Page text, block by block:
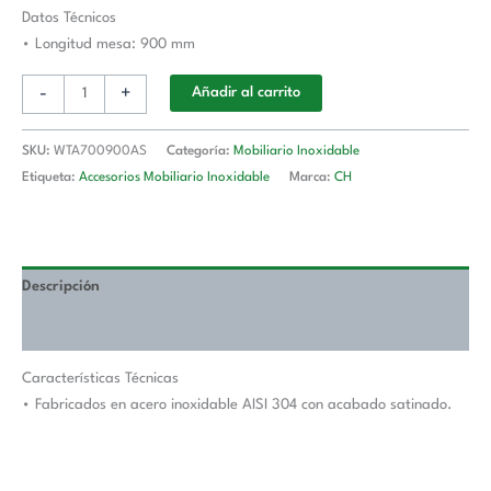
Datos Técnicos
• Longitud mesa: 900 mm
-
Longitud
De
900
WTA700900AS
cantidad
+ Añadir al carrito
SKU: WTA700900AS Categoría: Mobiliario Inoxidable
Etiqueta: Accesorios Mobiliario Inoxidable Marca: CH
Descripción
Características Técnicas
• Fabricados en acero inoxidable AISI 304 con acabado satinado.